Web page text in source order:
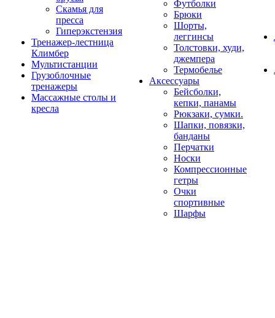
Скамья для
пресса
Гиперэкстензия
Тренажер-лестница
Климбер
Мультистанции
Грузоблочные
тренажеры
Массажные столы и
кресла
Футболки
Брюки
Шорты,
леггинсы
Толстовки, худи,
джемпера
Термобелье
Аксессуары
Бейсболки,
кепки, панамы
Рюкзаки, сумки.
Шапки, повязки,
банданы
Перчатки
Носки
Компрессионные
гетры
Очки
спортивные
Шарфы